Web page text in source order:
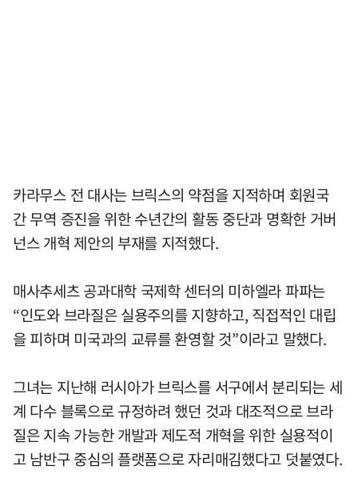
카라무스 전 대사는 브릭스의 약점을 지적하며 회원국
간 무역 증진을 위한 수년간의 활동 중단과 명확한 거버
넌스 개혁 제안의 부재를 지적했다.
매사추세츠 공과대학 국제학 센터의 미하엘라 파파는
“인도와 브라질은 실용주의를 지향하고, 직접적인 대립
을 피하며 미국과의 교류를 환영할 것”이라고 말했다.
그녀는 지난해 러시아가 브릭스를 서구에서 분리되는 세
계 다수 블록으로 규정하려 했던 것과 대조적으로 브라
질은 지속 가능한 개발과 제도적 개혁을 위한 실용적이
고 남반구 중심의 플랫폼으로 자리매김했다고 덧붙였다.